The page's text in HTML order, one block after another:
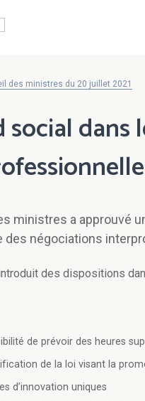
des ministres du 20 juillet 2021
dans
ministres a approuvé
des négociations
introduit des dispositions
de prévoir des heures
de la loi visant la
d’innovation uniques